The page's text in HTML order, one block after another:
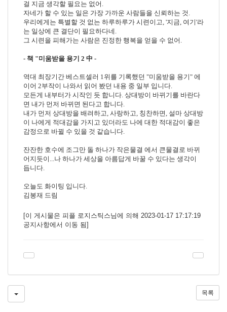
걸 지금 생각할 필요는 없어 .
자네가 할 수 있는 일은 가장 가까운 사람들을 신뢰하는 것 .
우리에게는 특별할 것 없는 하루하루가 시련이고, '지금, 여기'라
는 일상에 큰 결단이 필요하다네 .
그 시련을 피해가는 사람은 진정한 행복을 얻을 수 없어 .
- 책 "미움받을 용기 2 中 -
역대 최장기간 베스트셀러 1위를 기록했던 "미움받을 용기" 에
이어 2부작이 나와서 읽어 봤던 내용 중 일부 입니다.
모든게 내부터가 시작인 듯 합니다. 상대방이 바뀌기를 바란다
면 내가 먼저 바뀌면 된다고 합니다.
내가 먼저 상대방을 배려하고, 사랑하고, 칭찬하면, 설마 상대방
이 나에게 적대감을 가지고 있더라도 나에 대한 적대감이 좋은
감정으로 바뀔 수 있을 것 같습니다.
잔잔한 호수에 조그만 돌 하나가 작은물결 에서 큰물결로 바뀌
어지듯이 ...나 하나가 세상을 아름답게 바꿀 수 있다는 생각이
듭니다.
오늘도 화이팅 입니다.
김봉재 드림
[이 게시물은 피플 로지스틱스님에 의해 2023-01-17 17:17:19
공지사항에서 이동 됨]
목록